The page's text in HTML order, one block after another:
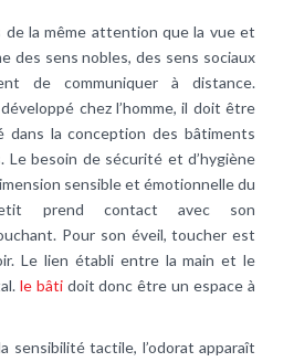
la même attention que la vue et
des sens nobles, des sens sociaux
de communiquer à distance.
chez l’homme, il doit être
dans la conception des bâtiments
Le besoin de sécurité et d’hygiène
sensible et émotionnelle du
prend contact avec son
Pour son éveil, toucher est
Le lien établi entre la main et le
le bâtidoit donc être un espace à
sensibilité tactile, l’odorat apparaît